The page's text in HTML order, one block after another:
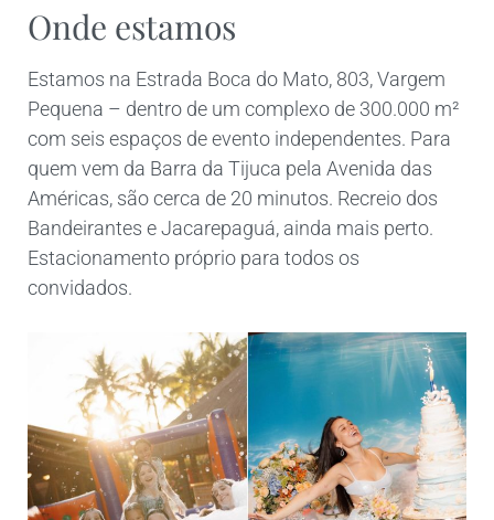
Onde estamos
Estamos na Estrada Boca do Mato, 803, Vargem
Pequena – dentro de um complexo de 300.000 m²
com seis espaços de evento independentes. Para
quem vem da Barra da Tijuca pela Avenida das
Américas, são cerca de 20 minutos. Recreio dos
Bandeirantes e Jacarepaguá, ainda mais perto.
Estacionamento próprio para todos os
convidados.